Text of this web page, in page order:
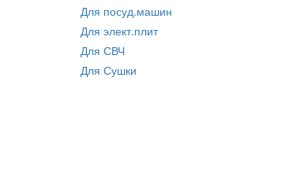
Для посуд.машин
Для элект.плит
Для СВЧ
Для Сушки